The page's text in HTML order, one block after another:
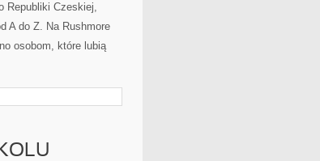
Republiki Czeskiej,
A do Z. Na Rushmore
osobom, które lubią